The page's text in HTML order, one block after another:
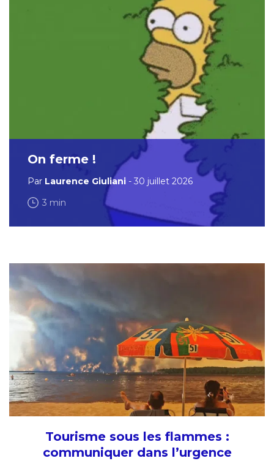
On ferme !
Par Laurence Giuliani - 30 juillet 2026
3 min
Tourisme sous les flammes :
communiquer dans l’urgence